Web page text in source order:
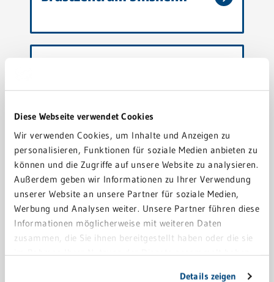
Diese Webseite verwendet Cookies
Wir verwenden Cookies, um Inhalte und Anzeigen zu
personalisieren, Funktionen für soziale Medien anbieten zu
können und die Zugriffe auf unsere Website zu analysieren.
Außerdem geben wir Informationen zu Ihrer Verwendung
unserer Website an unsere Partner für soziale Medien,
Werbung und Analysen weiter. Unsere Partner führen diese
Informationen möglicherweise mit weiteren Daten
zusammen, die Sie ihnen bereitgestellt haben oder die sie
Details zeigen
Neckar
Hernienzentrum Eberbach
Endoprothetikzentrum
Eberbach